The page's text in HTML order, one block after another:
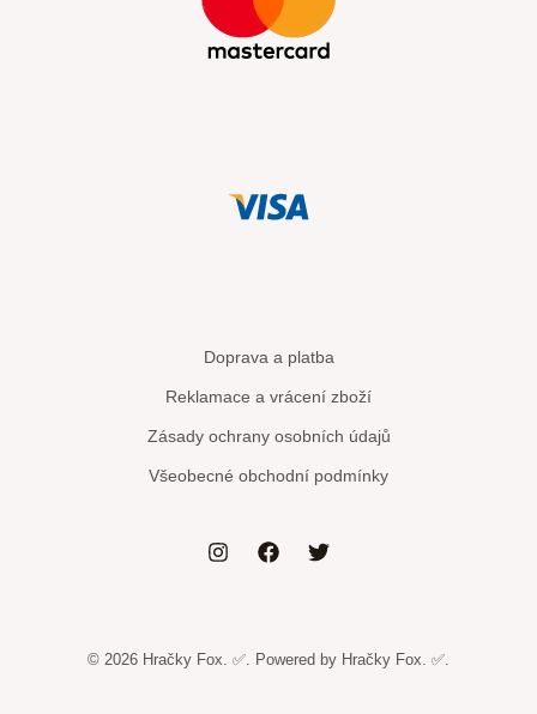
Doprava a platba
Reklamace a vrácení zboží
Zásady ochrany osobních údajů
Všeobecné obchodní podmínky
© 2026 Hračky Fox. ✅. Powered by Hračky Fox. ✅.